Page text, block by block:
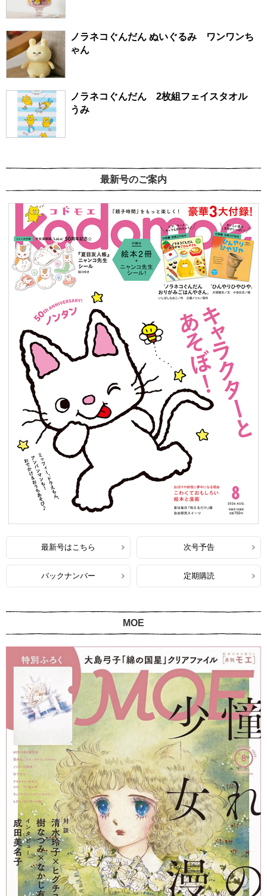
ノラネコぐんだん ぬいぐるみ ワンワンち
ゃん
ノラネコぐんだん 2枚組フェイスタオル
うみ
最新号のご案内
最新号はこちら 次号予告
バックナンバー 定期購読
MOE